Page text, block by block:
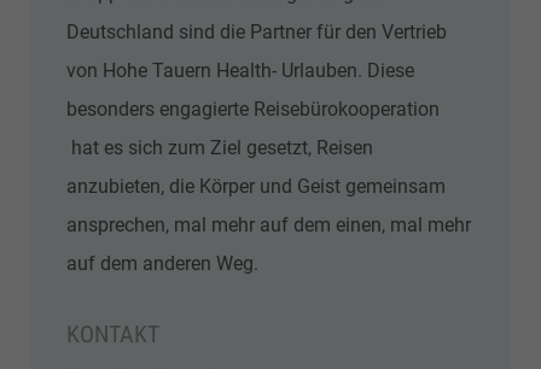
Deutschland sind die Partner für den Vertrieb
von Hohe Tauern Health- Urlauben. Diese
besonders engagierte Reisebürokooperation
hat es sich zum Ziel gesetzt, Reisen
anzubieten, die Körper und Geist gemeinsam
ansprechen, mal mehr auf dem einen, mal mehr
auf dem anderen Weg.
KONTAKT